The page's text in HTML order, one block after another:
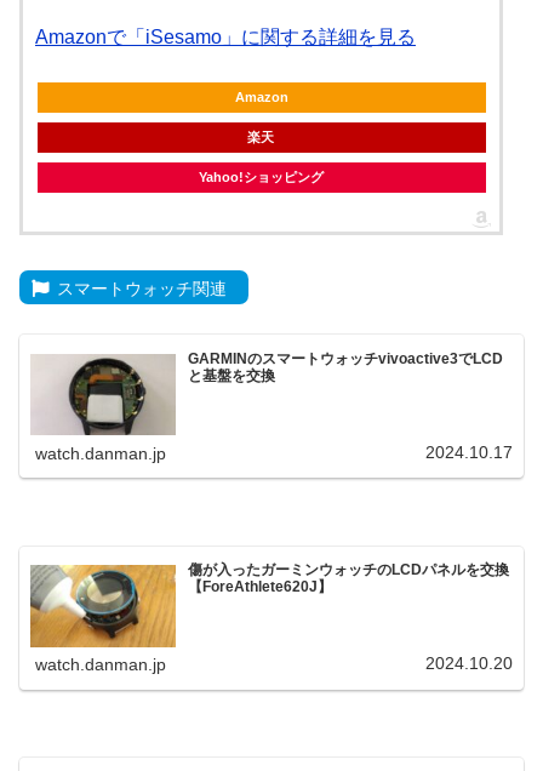
Amazonで「iSesamo」に関する詳細を見る
Amazon
楽天
Yahoo!ショッピング
スマートウォッチ関連
GARMINのスマートウォッチvivoactive3でLCD
と基盤を交換
watch.danman.jp 2024.10.17
傷が入ったガーミンウォッチのLCDパネルを交換
【ForeAthlete620J】
watch.danman.jp 2024.10.20